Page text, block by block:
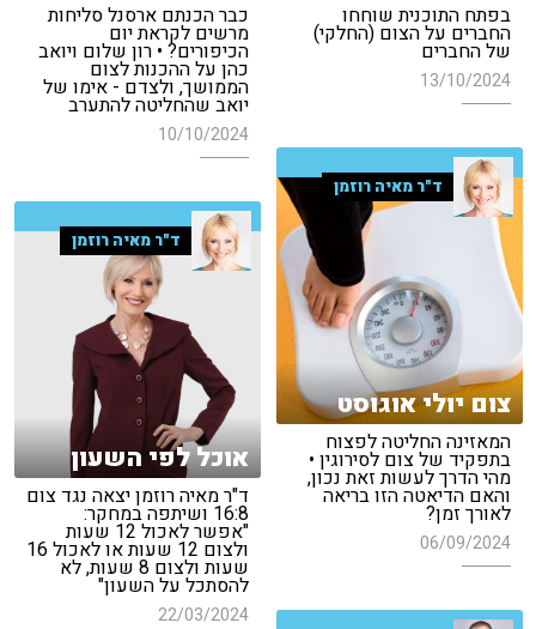
בפתח התוכנית שוחחו
החברים על הצום (החלקי)
של החברים
13/10/2024
כבר הכנתם ארסנל סליחות
מרשים לקראת יום
הכיפורים? • רון שלום ויואב
כהן על ההכנות לצום
הממושך, ולצדם - אימו של
יואב שהחליטה להתערב
10/10/2024
ד"ר מאיה רוזמן
צום יולי אוגוסט
המאזינה החליטה לפצוח
בתפקיד של צום לסירוגין •
מהי הדרך לעשות זאת נכון,
והאם הדיאטה הזו בריאה
לאורך זמן?
06/09/2024
ד"ר מאיה רוזמן
אוכל לפי השעון
ד"ר מאיה רוזמן יצאה נגד צום
16:8 ושיתפה במחקר:
"אפשר לאכול 12 שעות
ולצום 12 שעות או לאכול 16
שעות ולצום 8 שעות, לא
להסתכל על השעון"
22/03/2024